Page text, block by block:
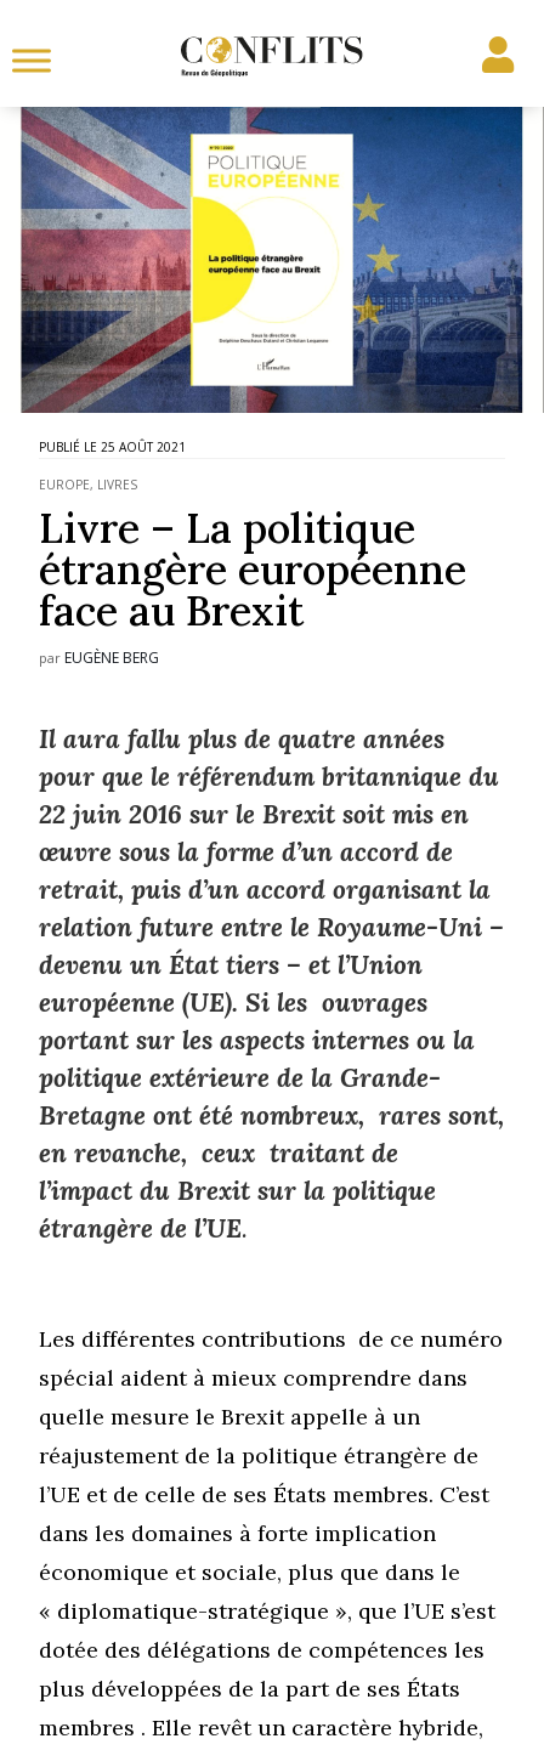
25 AOÛT 2021
EUROPE, LIVRES
Livre – La politique
étrangère européenne
face au Brexit
par EUGÈNE BERG
Il aura fallu plus de quatre années
pour que le référendum britannique du
22 juin 2016 sur le Brexit soit mis en
œuvre sous la forme d’un accord de
retrait, puis d’un accord organisant la
relation future entre le Royaume-Uni –
devenu un État tiers – et l’Union
européenne (UE). Si les ouvrages
portant sur les aspects internes ou la
politique extérieure de la Grande-
Bretagne ont été nombreux, rares sont,
en revanche, ceux traitant de
l’impact du Brexit sur la politique
étrangère de l’UE.
Les différentes contributions de ce numéro
spécial aident à mieux comprendre dans
quelle mesure le Brexit appelle à un
réajustement de la politique étrangère de
l’UE et de celle de ses États membres. C’est
dans les domaines à forte implication
économique et sociale, plus que dans le
« diplomatique-stratégique », que l’UE s’est
dotée des délégations de compétences les
plus développées de la part de ses États
membres . Elle revêt un caractère hybride,